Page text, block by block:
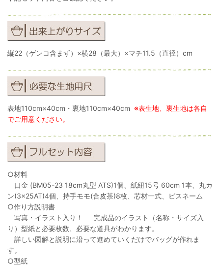
縦22（ゲンコ含まず）×横28（最大）×マチ11.5（直径）cm
表地110cm×40cm・裏地110cm×40cm ※表生地、裏生地は各自
でご用意ください。
○材料
口金 (BM05-23 18cm丸型 ATS)1個、紙紐15号 60cm 1本、丸カ
ン(3×25AT)4個、持手モモ(合皮茶)8枚、芯材一式、ピスネーム
○作り方説明書
写真・イラスト入り！ 完成品のイラスト（名称・サイズ入
り）型紙と必要枚数、必要な道具がわかります。
詳しい図解と説明に沿って進めていくだけでバッグが作れま
す。
○型紙